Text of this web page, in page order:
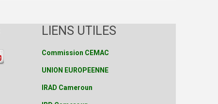
LIENS UTILES
Commission CEMAC
UNION EUROPEENNE
IRAD Cameroun